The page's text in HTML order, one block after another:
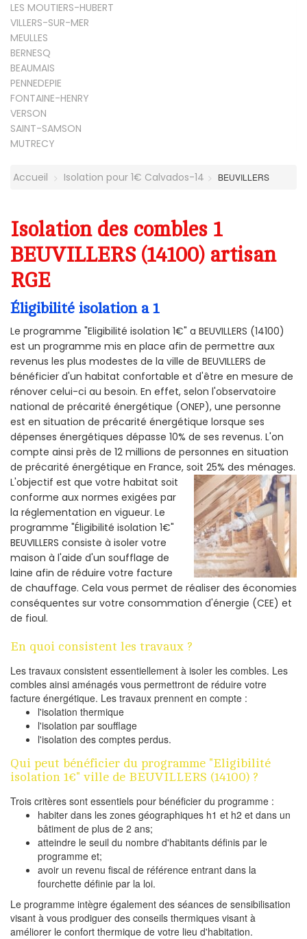
LES MOUTIERS-HUBERT
VILLERS-SUR-MER
MEULLES
BERNESQ
BEAUMAIS
PENNEDEPIE
FONTAINE-HENRY
VERSON
SAINT-SAMSON
MUTRECY
Accueil Isolation pour 1€ Calvados-14 BEUVILLERS
Isolation des combles 1
BEUVILLERS (14100) artisan
RGE
Éligibilité isolation a 1
Le programme "Eligibilité isolation 1€" a BEUVILLERS (14100)
est un programme mis en place afin de permettre aux
revenus les plus modestes de la ville de BEUVILLERS de
bénéficier d'un habitat confortable et d'être en mesure de
rénover celui-ci au besoin. En effet, selon l'observatoire
national de précarité énergétique (ONEP), une personne
est en situation de précarité énergétique lorsque ses
dépenses énergétiques dépasse 10% de ses revenus. L'on
compte ainsi près de 12 millions de personnes en situation
de précarité énergétique en France, soit 25% des ménages.
L'objectif est que votre habitat soit
conforme aux normes exigées par
la réglementation en vigueur. Le
programme "Éligibilité isolation 1€"
BEUVILLERS consiste à isoler votre
maison à l'aide d'un soufflage de
laine afin de réduire votre facture
de chauffage. Cela vous permet de réaliser des économies
conséquentes sur votre consommation d'énergie (CEE) et
de fioul.
En quoi consistent les travaux ?
Les travaux consistent essentiellement à isoler les combles. Les
combles ainsi aménagés vous permettront de réduire votre
facture énergétique. Les travaux prennent en compte :
l'isolation thermique
l'isolation par soufflage
l'isolation des comptes perdus.
Qui peut bénéficier du programme "Eligibilité
isolation 1€" ville de BEUVILLERS (14100) ?
Trois critères sont essentiels pour bénéficier du programme :
habiter dans les zones géographiques h1 et h2 et dans un
bâtiment de plus de 2 ans;
atteindre le seuil du nombre d'habitants définis par le
programme et;
avoir un revenu fiscal de référence entrant dans la
fourchette définie par la loi.
Le programme intègre également des séances de sensibilisation
visant à vous prodiguer des conseils thermiques visant à
améliorer le confort thermique de votre lieu d'habitation.